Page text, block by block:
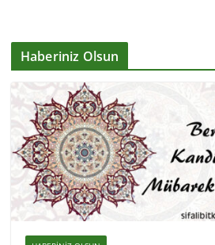
Haberiniz Olsun